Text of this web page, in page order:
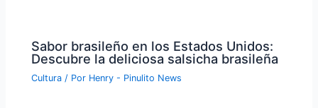
Sabor brasileño en los Estados Unidos:
Descubre la deliciosa salsicha brasileña
Cultura / Por Henry - Pinulito News